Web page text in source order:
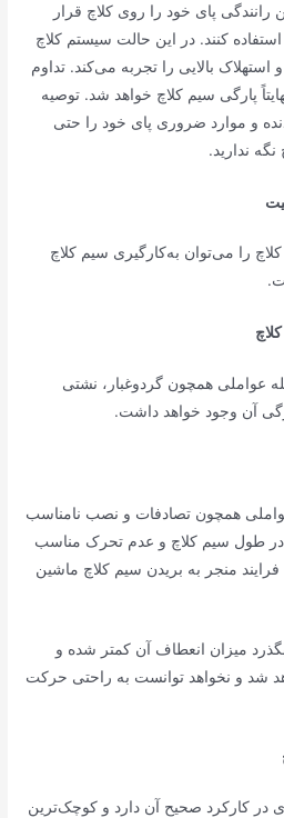
رانندگی پای خود را روی کلاچ قرار
کنند. در این حالت سیستم کلاچ
بالایی را تجربه می‌کند. تداوم
پارگی سیم کلاچ خواهد شد. توصیه
و موارد ضروری پای خود را حتی
ندارید.
را می‌توان به‌کارگیری سیم کلاچ
عواملی همچون گردوغبار، نشتی
آن وجود خواهد داشت.
همچون تصادفات و نصب نامناسب
در طول سیم کلاچ و عدم تحرک مناسب
منجر به بریدن سیم کلاچ ماشین
میزان انعطاف آن کمتر شده و
شد و نخواهد توانست به راحتی حرکت
در کارکرد صحیح آن دارد و کوچک‌ترین